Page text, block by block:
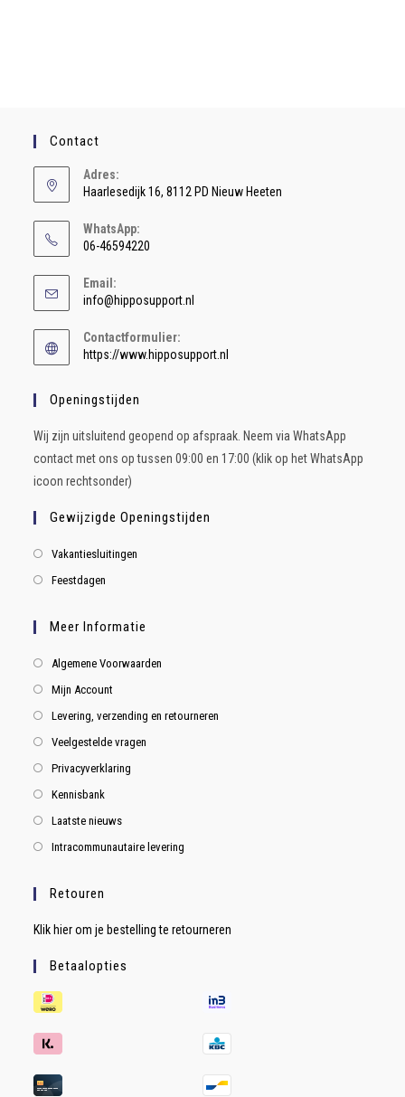
Contact
Adres:
Haarlesedijk 16, 8112 PD Nieuw Heeten
WhatsApp:
06-46594220
Email:
info@hipposupport.nl
Contactformulier:
https://www.hipposupport.nl
Openingstijden
Wij zijn uitsluitend geopend op afspraak. Neem via WhatsApp
contact met ons op tussen 09:00 en 17:00 (klik op het WhatsApp
icoon rechtsonder)
Gewijzigde Openingstijden
Vakantiesluitingen
Feestdagen
Meer Informatie
Algemene Voorwaarden
Mijn Account
Levering, verzending en retourneren
Veelgestelde vragen
Privacyverklaring
Kennisbank
Laatste nieuws
Intracommunautaire levering
Retouren
Klik hier om je bestelling te retourneren
Betaalopties